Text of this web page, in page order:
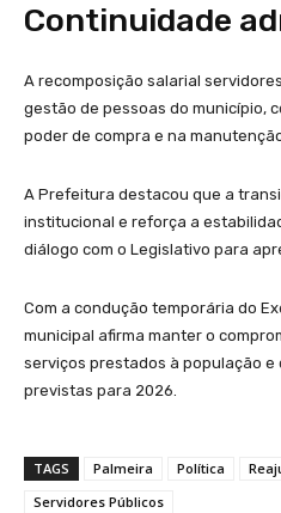
Continuidade
A recomposição salarial
gestão de pessoas do município,
poder de compra e na
A Prefeitura destacou que a
institucional e reforça a
diálogo com o Legislativo para
Com a condução temporária do
municipal afirma manter o
serviços prestados à população
previstas para 2026.
TAGS Palmeira Política
Servidores Públicos